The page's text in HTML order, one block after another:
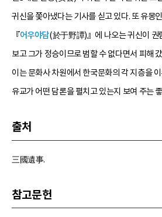
귀신을 쫓아냈다는 기사를 싣고 있다. 또 유
『어우야담(於于野譚)』에 나오는 귀신이
보고 그가 정승이므로 범할 수 없다면서 피해
이는 문화사 차원에서 한국문화의 각 지층을
유교가 어떤 담론을 펼치고 있는지 보여 주는
출처
三國遺事.
참고문헌